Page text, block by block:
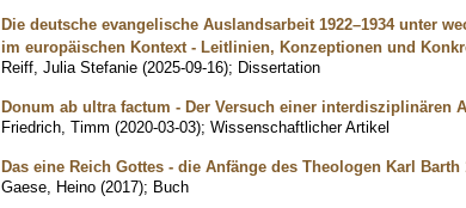
Die deutsche evangelische Auslandsarbeit 1922–1934 unter
im europäischen Kontext - Leitlinien, Konzeptionen und
Reiff, Julia Stefanie (2025-09-16); Dissertation
Donum ab ultra factum - Der Versuch einer interdisziplinären
Friedrich, Timm (2020-03-03); Wissenschaftlicher Artikel
Das eine Reich Gottes - die Anfänge des Theologen Karl Barth
Gaese, Heino (2017); Buch